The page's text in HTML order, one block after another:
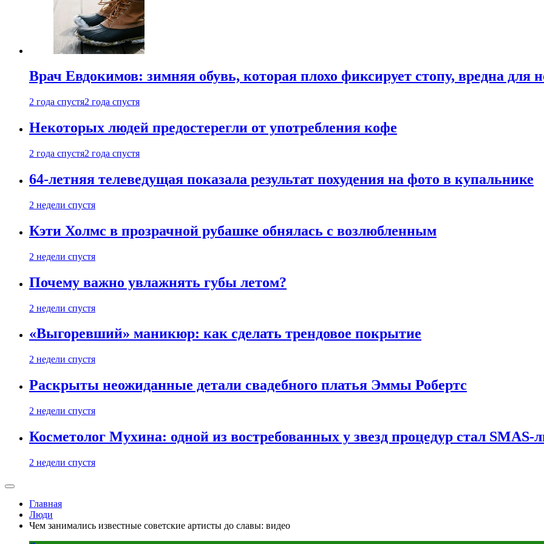
Врач Евдокимов: зимняя обувь, которая плохо фиксирует стопу, вредна для
2 года спустя2 года спустя
Некоторых людей предостерегли от употребления кофе
2 года спустя2 года спустя
64-летняя телеведущая показала результат похудения на фото в купальнике
2 недели спустя
Кэти Холмс в прозрачной рубашке обнялась с возлюбленным
2 недели спустя
Почему важно увлажнять губы летом?
2 недели спустя
«Выгоревший» маникюр: как сделать трендовое покрытие
2 недели спустя
Раскрыты неожиданные детали свадебного платья Эммы Робертс
2 недели спустя
Косметолог Мухина: одной из востребованных у звезд процедур стал SMAS-
2 недели спустя
Главная
Люди
Чем занимались известные советские артисты до славы: видео